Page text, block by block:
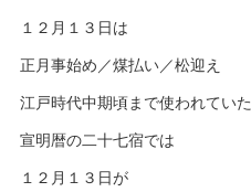
１２月１３日は
正月事始め／煤払い／松迎え
江戸時代中期頃まで使われていた
宣明暦の二十七宿では
１２月１３日が